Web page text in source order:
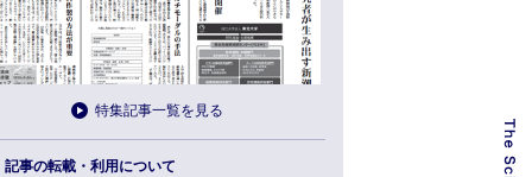
特集記事一覧を見る
記事の転載・利用について